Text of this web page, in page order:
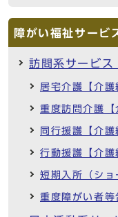
障がい福祉サービ
訪問系サービス
居宅介護【介護
重度訪問介護【
同行援護【介護
行動援護【介護
短期入所（ショ
重度障がい者等